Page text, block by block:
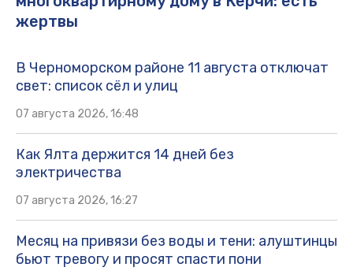
жертвы
В Черноморском районе 11 августа отключат
свет: список сёл и улиц
07 августа 2026, 16:48
Как Ялта держится 14 дней без
электричества
07 августа 2026, 16:27
Месяц на привязи без воды и тени: алуштинцы
бьют тревогу и просят спасти пони